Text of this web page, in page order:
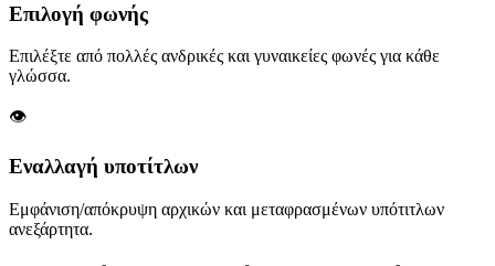
Επιλογή φωνής
Επιλέξτε από πολλές ανδρικές και γυναικείες φωνές για κάθε
γλώσσα.
👁️
Εναλλαγή υποτίτλων
Εμφάνιση/απόκρυψη αρχικών και μεταφρασμένων υπότιτλων
ανεξάρτητα.